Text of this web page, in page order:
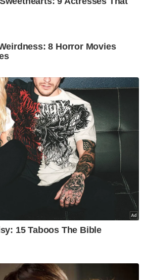
Sinar Harian.Klik di sini!
Disyorkan